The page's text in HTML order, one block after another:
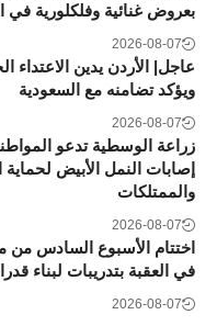
بعروض غنائية وفلكلورية في
2026-08-07
عاجل| الأردن يدين الاعتداء
ويؤكد تضامنه مع السعودية
2026-08-07
زراعة الوسطية تدعو
إصابات النمل الأبيض
والممتلكات
2026-08-07
اختتام الأسبوع السادس
في العقبة بتدريبات لبناء
2026-08-07